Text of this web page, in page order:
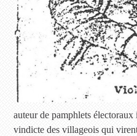
auteur de pamphlets
vindicte des villageois qui